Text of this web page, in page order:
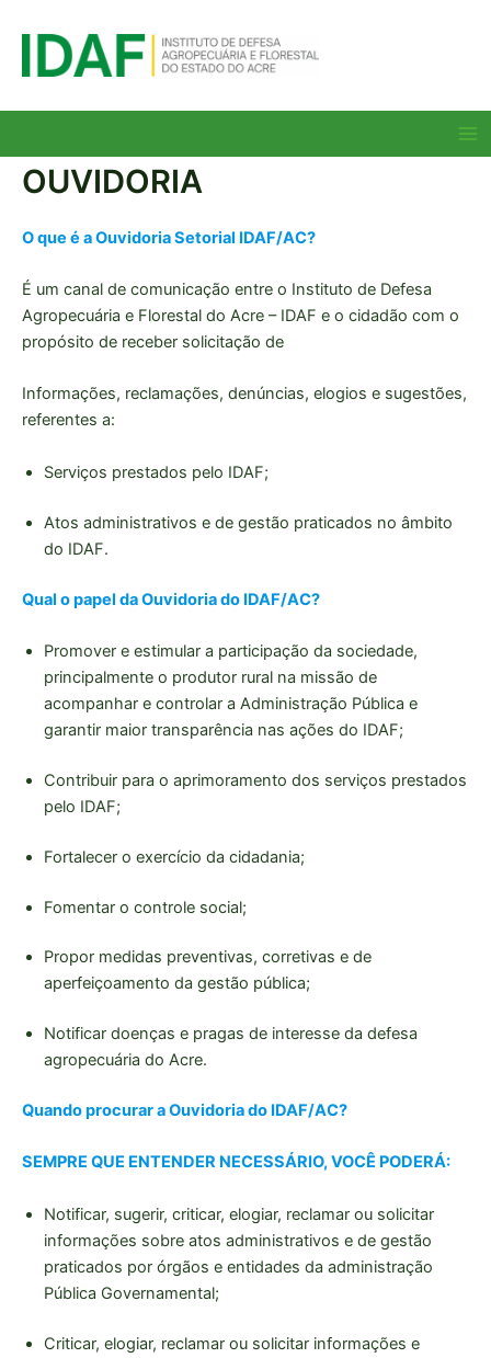
para
OUVIDORIA
O que é a Ouvidoria Setorial IDAF/AC?
É um canal de comunicação entre o Instituto de Defesa
Agropecuária e Florestal do Acre – IDAF e o cidadão com o
propósito de receber solicitação de
Informações, reclamações, denúncias, elogios e sugestões,
referentes a:
Serviços prestados pelo IDAF;
Atos administrativos e de gestão praticados no âmbito
do IDAF.
Qual o papel da Ouvidoria do IDAF/AC?
Promover e estimular a participação da sociedade,
principalmente o produtor rural na missão de
acompanhar e controlar a Administração Pública e
garantir maior transparência nas ações do IDAF;
Contribuir para o aprimoramento dos serviços prestados
pelo IDAF;
Fortalecer o exercício da cidadania;
Fomentar o controle social;
Propor medidas preventivas, corretivas e de
aperfeiçoamento da gestão pública;
Notificar doenças e pragas de interesse da defesa
agropecuária do Acre.
Quando procurar a Ouvidoria do IDAF/AC?
SEMPRE QUE ENTENDER NECESSÁRIO, VOCÊ PODERÁ:
Notificar, sugerir, criticar, elogiar, reclamar ou solicitar
informações sobre atos administrativos e de gestão
praticados por órgãos e entidades da administração
Pública Governamental;
Criticar, elogiar, reclamar ou solicitar informações e